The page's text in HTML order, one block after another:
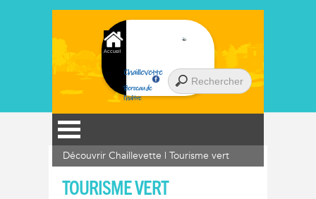
Accueil
Chaillevette
Berceau de
l'huître
Découvrir Chaillevette | Tourisme vert
TOURISME VERT